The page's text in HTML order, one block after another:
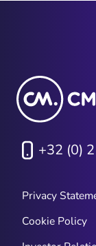
+32 (0)
Privacy
Cookie Policy